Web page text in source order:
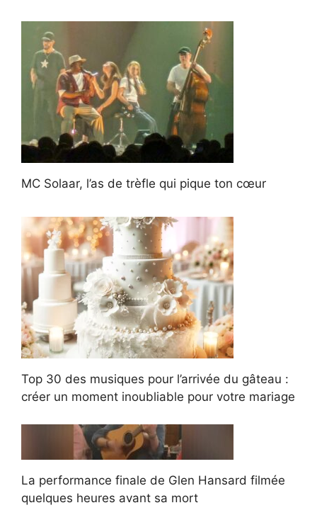
MC Solaar, l’as de trèfle qui pique ton cœur
Top 30 des musiques pour l’arrivée du gâteau :
créer un moment inoubliable pour votre mariage
La performance finale de Glen Hansard filmée
quelques heures avant sa mort